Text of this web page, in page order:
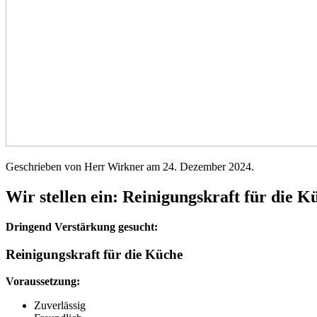
Geschrieben von Herr Wirkner am 24. Dezember 2024.
Wir stellen ein: Reinigungskraft für die
Dringend Verstärkung gesucht:
Reinigungskraft für die Küche
Voraussetzung:
Zuverlässig